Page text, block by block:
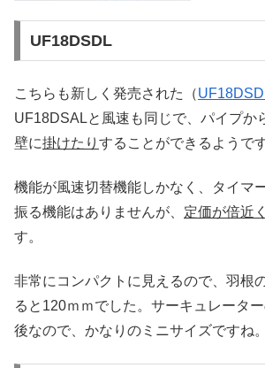
UF18DSDL
こちらも新しく発売された（
UF18DSALと風速も同じで、パイプか
壁に掛けたり することができるようです
機能が風速切替機能しかなく、タイマ
振る機能はありませんが、 定価が倍近
す。
非常にコンパクトに見えるので、羽根
ると120ｍｍでした。 サーキュレータ
後なので、かなりのミニサイズですね。